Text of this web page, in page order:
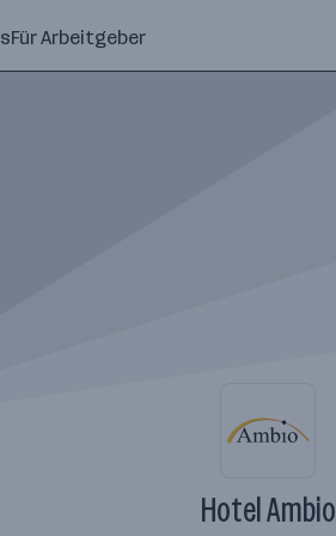
Für Arbeitgeber
Hotel Ambio